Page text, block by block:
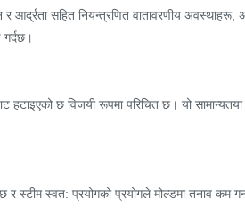
सहित नियन्त्रणित वातावरणीय अवस्थाहरू,
छ विजयी रूपमा परिचित छ। यो सामान्यतया
स्वत: प्रयोगको प्रयोगले मोल्डमा तनाव कम गर्न